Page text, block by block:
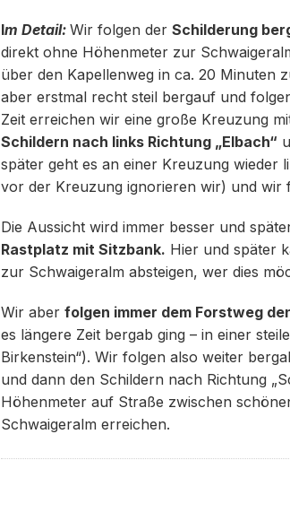
m Detail: Wir folgen der Schilderung
direkt ohne Höhenmeter zur
über den Kapellenweg in ca. 20 Minuten
aber erstmal recht steil bergauf und
Zeit erreichen wir eine große Kreuzung
Schildern nach links Richtung „Elbach“
später geht es an einer Kreuzung wieder
vor der Kreuzung ignorieren wir) und wir
Die Aussicht wird immer besser und
Rastplatz mit Sitzbank. Hier und später
zur Schwaigeralm absteigen, wer dies
Wir aber folgen immer dem Forstweg
es längere Zeit bergab ging – in einer
Birkenstein“). Wir folgen also weiter
und dann den Schildern nach Richtung
Höhenmeter auf Straße zwischen
Schwaigeralm erreichen.